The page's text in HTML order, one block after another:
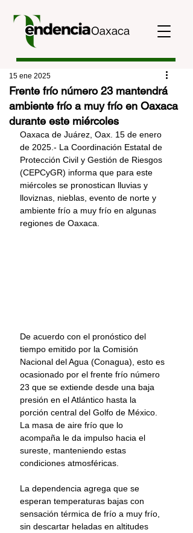
Frente frío número 23 mantendrá
ambiente frío a muy frío en Oaxaca
durante este miércoles
15 ene 2025
Oaxaca de Juárez, Oax. 15 de enero
de 2025.- La Coordinación Estatal de
Protección Civil y Gestión de Riesgos
(CEPCyGR) informa que para este
miércoles se pronostican lluvias y
lloviznas, nieblas, evento de norte y
ambiente frío a muy frío en algunas
regiones de Oaxaca.
De acuerdo con el pronóstico del
tiempo emitido por la Comisión
Nacional del Agua (Conagua), esto es
ocasionado por el frente frío número
23 que se extiende desde una baja
presión en el Atlántico hasta la
porción central del Golfo de México.
La masa de aire frío que lo
acompaña le da impulso hacia el
sureste, manteniendo estas
condiciones atmosféricas.
La dependencia agrega que se
esperan temperaturas bajas con
sensación térmica de frío a muy frío,
sin descartar heladas en altitudes